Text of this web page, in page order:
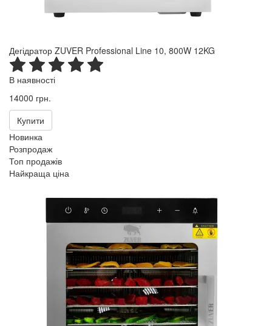
Дегідратор ZUVER Professional Line 10, 800W 12KG
В наявності
14000 грн.
Купити
Новинка
Розпродаж
Топ продажів
Найкраща ціна